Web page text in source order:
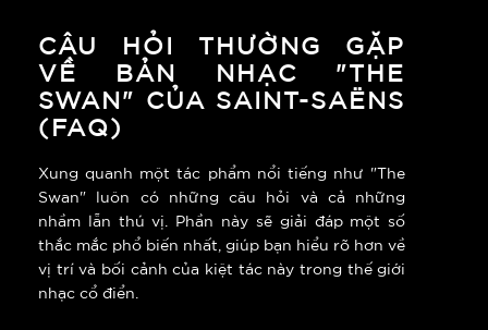
CÂU HỎI THƯỜNG GẶP
VỀ BẢN NHẠC "THE
SWAN" CỦA SAINT-SAËNS
(FAQ)
Xung quanh một tác phẩm nổi tiếng như "The
Swan" luôn có những câu hỏi và cả những
nhầm lẫn thú vị. Phần này sẽ giải đáp một số
thắc mắc phổ biến nhất, giúp bạn hiểu rõ hơn về
vị trí và bối cảnh của kiệt tác này trong thế giới
nhạc cổ điển.